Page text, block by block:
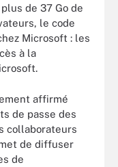
de 37 Go de
le code
Microsoft : les
à la
affirmé
de passe des
collaborateurs
de diffuser
de